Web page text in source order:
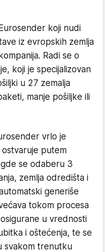
koji nudi
iz evropskih zemlja
Radi se o
koji je specijalizovan
u 27 zemalja
manje pošiljke ili
vrlo je
putem
gde se odaberu 3
zemlja odredišta i
generiše
tokom procesa
u vrednosti
i oštećenja, te se
svakom trenutku